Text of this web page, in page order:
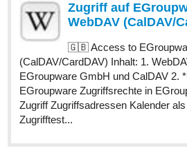
Zugriff auf
WebDAV (CalDAV/
🇬🇧 Access to
(CalDAV/CardDAV) Inhalt: 1.
EGroupware GmbH und CalDAV 2.
EGroupware Zugriffsrechte in
Zugriff Zugriffsadressen Kalender
Zugrifftest...